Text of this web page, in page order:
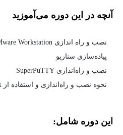
آنچه در این دوره می‌آموزید
نصب و راه‌ اندازی VMware Workstation
پیاده‌سازی سناریو
نصب و راه‌‌اندازی SuperPuTTY
نحوه نصب و راه‌اندازی و استفاده از Wireshark
این دوره شامل: